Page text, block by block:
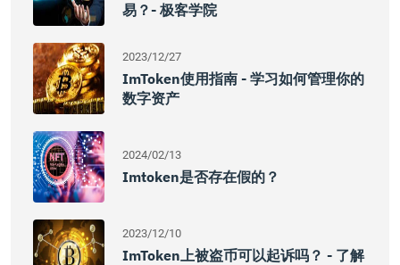
易？- 极客学院
2023/12/27
ImToken使用指南 - 学习如何管理你的
数字资产
2024/02/13
Imtoken是否存在假的？
2023/12/10
ImToken上被盗币可以起诉吗？ - 了解